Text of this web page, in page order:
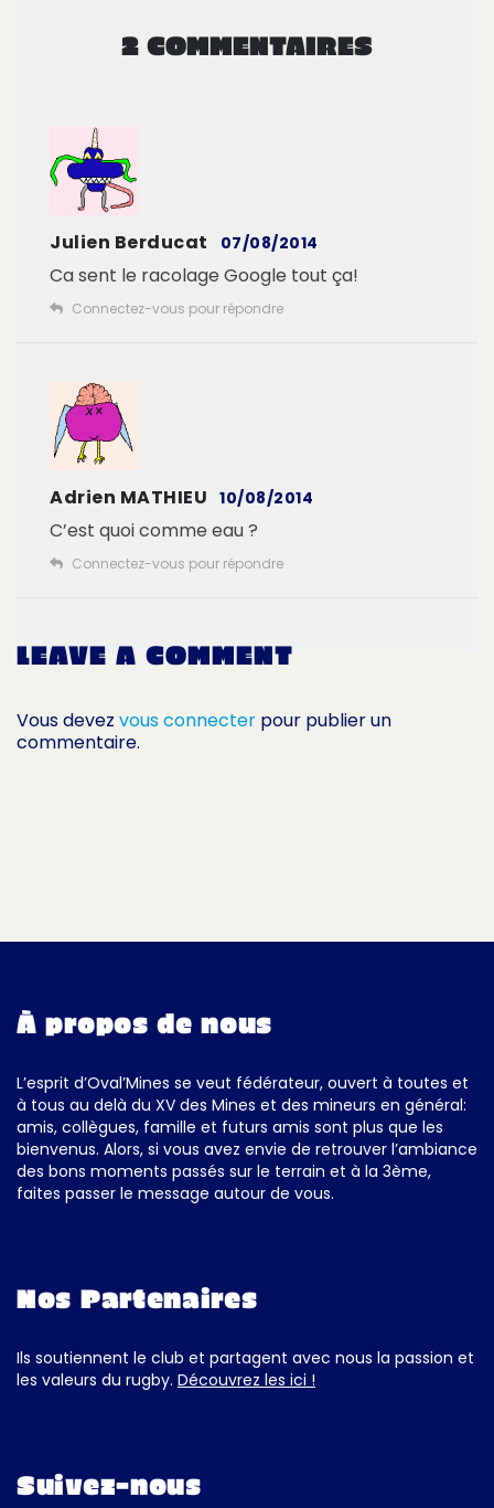
2 COMMENTAIRES
Julien Berducat 07/08/2014
Ca sent le racolage Google tout ça!
Connectez-vous pour répondre
Adrien MATHIEU 10/08/2014
C’est quoi comme eau ?
Connectez-vous pour répondre
LEAVE A COMMENT
Vous devez vous connecter pour publier un
commentaire.
À propos de nous
L’esprit d’Oval’Mines se veut fédérateur, ouvert à toutes et
à tous au delà du XV des Mines et des mineurs en général:
amis, collègues, famille et futurs amis sont plus que les
bienvenus. Alors, si vous avez envie de retrouver l’ambiance
des bons moments passés sur le terrain et à la 3ème,
faites passer le message autour de vous.
Nos Partenaires
Ils soutiennent le club et partagent avec nous la passion et
les valeurs du rugby. Découvrez les ici !
Suivez-nous